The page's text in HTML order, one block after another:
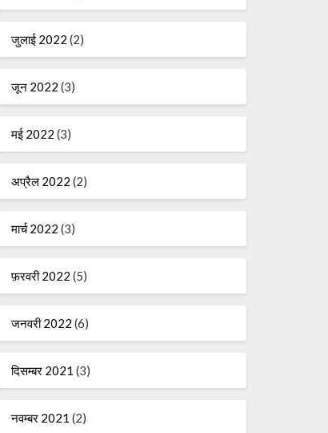
जुलाई 2022 (2)
जून 2022 (3)
मई 2022 (3)
अप्रैल 2022 (2)
मार्च 2022 (3)
फ़रवरी 2022 (5)
जनवरी 2022 (6)
दिसम्बर 2021 (3)
नवम्बर 2021 (2)